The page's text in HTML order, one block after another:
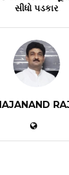
સીધો પડકાર